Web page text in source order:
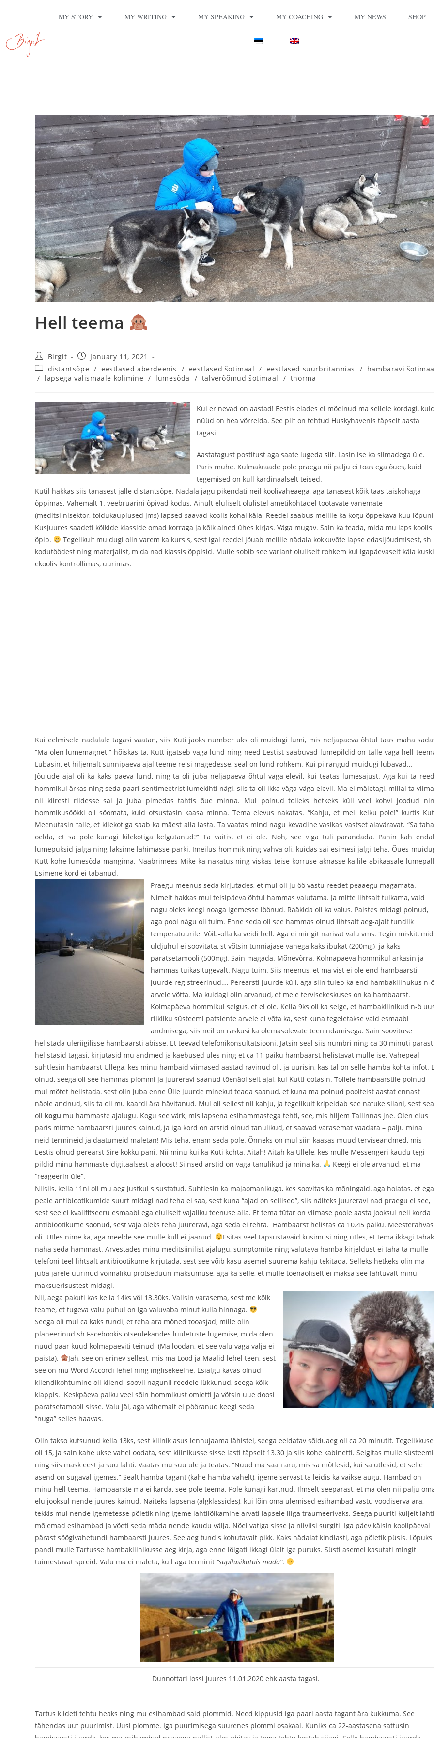
MY STORY MY WRITING MY SPEAKING MY COACHING MY NEWS SHOP
Hell teema
Birgit
January 11, 2021
distantsõpe / eestlased aberdeenis / eestlased šotimaal / eestlased suurbritannias / hambaravi
/ lapsega välismaale kolimine / lumesõda / talverõõmud šotimaal / thorma
Kui erinevad on aastad! Eestis elades ei mõelnud ma sellele kordagi, kuid
nüüd on hea võrrelda. See pilt on tehtud Huskyhavenis täpselt aasta
tagasi.
Aastatagust postitust aga saate lugeda siit. Lasin ise ka silmadega üle.
Päris muhe. Külmakraade pole praegu nii palju ei toas ega õues, kuid
tegemised on küll kardinaalselt teised.
Kutil hakkas siis tänasest jälle distantsõpe. Nädala jagu pikendati neil koolivaheaega, aga tänasest kõik taas täiskohaga
õppimas. Vähemalt 1. veebruarini õpivad kodus. Ainult eluliselt olulistel ametikohtadel töötavate vanemate
(meditsiinisektor, toidukauplused jms) lapsed saavad koolis kohal käia. Reedel saabus meilile ka kogu õppekava kuu
Kusjuures saadeti kõikide klasside omad korraga ja kõik ained ühes kirjas. Väga mugav. Sain ka teada, mida mu laps koolis
õpib.
Tegelikult muidugi olin varem ka kursis, sest igal reedel jõuab meilile nädala kokkuvõte lapse edasijõudmisest, sh
kodutöödest ning materjalist, mida nad klassis õppisid. Mulle sobib see variant oluliselt rohkem kui igapäevaselt käia
ekoolis kontrollimas, uurimas.
Kui eelmisele nädalale tagasi vaatan, siis Kuti jaoks number üks oli muidugi lumi, mis neljapäeva õhtultaas maha
“Ma olen lumemagnet!” hõiskas ta. Kutt igatseb väga lund ning need Eestist saabuvad lumepildid on talle väga hell
Lubasin, et hiljemalt sünnipäeva ajal teeme reisi mägedesse, seal on lund rohkem. Kui piirangud muidugi lubavad…
Jõulude ajal oli ka kaks päeva lund, ning ta oli juba neljapäeva õhtul väga elevil, kui teatas lumesajust. Aga kui ta
hommikul ärkas ning seda paari-sentimeetrist lumekihti nägi, siis ta oli ikka väga-väga elevil. Ma ei mäletagi, millal ta
nii kiiresti riidesse sai ja juba pimedas tahtis õue minna. Mul polnud tolleks hetkeks küll veel kohvi joodud
hommikusöökki oli söömata, kuid otsustasin kaasa minna. Tema elevus nakatas. “Kahju, et meil kelku pole!” kurtis
Meenutasin talle, et kilekotiga saab ka mäest alla lasta. Ta vaatas mind nagu kevadine vasikas vastset aiaväravat. “Sa
öelda, et sa pole kunagi kilekotiga kelgutanud?” Ta väitis, et ei ole. Noh, see viga tuli parandada. Panin kah
lumepüksid jalga ning läksime lähimasse parki. Imeilus hommik ning vahva oli, kuidas sai esimesi jälgi teha. Õues
Kutt kohe lumesõda mängima. Naabrimees Mike ka nakatus ning viskas teise korruse aknasse kallile abikaasale
Esimene kord ei tabanud.
Praegu meenus seda kirjutades, et mul oli ju öö vastu reedet peaaegu magamata.
Nimelt hakkas mul teisipäeva õhtul hammas valutama. Ja mitte lihtsalt tuikama, vaid
nagu oleks keegi noaga igemesse löönud. Rääkida oli ka valus. Paistes midagi polnud,
aga pool nägu oli tuim. Enne seda oli see hammas olnud lihtsalt aeg-ajalt tundlik
temperatuurile. Võib-olla ka veidi hell. Aga ei mingit närivat valu vms. Tegin miskit,
üldjuhul ei soovitata, st võtsin tunniajase vahega kaks ibukat (200mg) ja kaks
paratsetamooli (500mg). Sain magada. Mõnevõrra. Kolmapäeva hommikul ärkasin ja
hammas tuikas tugevalt. Nägu tuim. Siis meenus, et ma vist ei ole end hambaarsti
juurde registreerinud…. Perearsti juurde küll, aga siin tuleb ka end hambakliinukus n-ö
arvele võtta. Ma kuidagi olin arvanud, et meie tervisekeskuses on ka hambaarst.
Kolmapäeva hommikul selgus, et ei ole. Kella 9ks oli ka selge, et hambakliinikud n-ö
riikliku süsteemi patsiente arvele ei võta ka, sest kuna tegeletakse vaid esmaabi
andmisega, siis neil on raskusi ka olemasolevate teenindamisega. Sain soovituse
helistada üleriigilisse hambaarsti abisse. Et teevad telefonikonsultatsiooni. Jätsin seal siis numbri ning ca 30 minuti pärast
helistasid tagasi, kirjutasid mu andmed ja kaebused üles ning et ca 11 paiku hambaarst helistavat mulle ise. Vahepeal
suhtlesin hambaarst Üllega, kes minu hambaid viimased aastad ravinud oli, ja uurisin, kas tal on selle hamba kohta infot.
olnud, seega oli see hammas plommi ja juureravi saanud tõenäoliselt ajal, kui Kutti ootasin. Tollele hambaarstile polnud
mul mõtet helistada, sest olin juba enne Ülle juurde minekut teada saanud, et kuna ma polnud poolteist aastat ennast
näole andnud, siis ta oli mu kaardi ära hävitanud. Mul oli sellest nii kahju, ja tegelikult kripeldab see natuke siiani, sest
oli kogu mu hammaste ajalugu. Kogu see värk, mis lapsena esihammastega tehti, see, mis hiljem Tallinnas jne. Olen elus
päris mitme hambaarsti juures käinud, ja iga kord on arstid olnud tänulikud, et saavad varasemat vaadata – palju mina
neid termineid ja daatumeid mäletan! Mis teha, enam seda pole. Õnneks on mul siin kaasas muud terviseandmed, mis
Eestis olnud perearst Sire kokku pani. Nii minu kui ka Kuti kohta. Aitäh! Aitäh ka Üllele, kes mulle Messengeri kaudu tegi
pildid minu hammaste digitaalsest ajaloost! Siinsed arstid on väga tänulikud ja mina ka.
Keegi ei ole arvanud, et ma
“reageerin üle”.
Niisiis, kella 11ni oli mu aeg justkui sisustatud. Suhtlesin ka majaomanikuga, kes soovitas ka mõningaid, aga hoiatas, et ega
peale antibiootikumide suurt midagi nad teha ei saa, sest kuna “ajad on sellised”, siis näiteks juureravi nad praegu ei see,
sest see ei kvalifitseeru esmaabi ega eluliselt vajaliku teenuse alla. Et tema tütar on viimase poole aasta jooksul neli korda
antibiootikume söönud, sest vaja oleks teha juureravi, aga seda ei tehta. Hambaarst helistas ca 10.45 paiku. Meesterahvas
oli. Ütles nime ka, aga meelde see mulle küll ei jäänud.
Esitas veel täpsustavaid küsimusi ning ütles, et tema ikkagi
näha seda hammast. Arvestades minu meditsiinilist ajalugu, sümptomite ning valutava hamba kirjeldust ei taha ta mulle
telefoni teel lihtsalt antibiootikume kirjutada, sest see võib kasu asemel suurema kahju tekitada. Selleks hetkeks olin ma
juba järele uurinud võimaliku protseduuri maksumuse, aga ka selle, et mulle tõenäoliselt ei maksa see lähtuvalt minu
maksuerisustest midagi.
Nii, aega pakuti kas kella 14ks või 13.30ks. Valisin varasema, sest me kõik
teame, et tugeva valu puhul on iga valuvaba minut kulla hinnaga.
Seega oli mul ca kaks tundi, et teha ära mõned tööasjad, mille olin
planeerinud sh Facebookis otseülekandes luuletuste lugemise, mida olen
nüüd paar kuud kolmapäeviti teinud. (Ma loodan, et see valu väga välja ei
paista).
Jah, see on erinev sellest, mis ma Lood ja Maalid lehel teen, sest
see on mu Word Accordi lehel ning inglisekeelne. Esialgu kavas olnud
kliendikohtumine oli kliendi soovil nagunii reedele lükkunud, seega kõik
klappis. Keskpäeva paiku veel sõin hommikust omletti ja võtsin uue doosi
paratsetamooli sisse. Valu jäi, aga vähemalt ei pööranud keegi seda
“nuga” selles haavas.
Olin takso kutsunud kella 13ks, sest kliinik asus lennujaama lähistel, seega eeldatav sõiduaeg oli ca 20 minutit.
oli 15, ja sain kahe ukse vahel oodata, sest kliinikusse sisse lasti täpselt 13.30 ja siis kohe kabinetti. Selgitas mulle süsteemi
ning siis mask eest ja suu lahti. Vaatas mu suu üle ja teatas. “Nüüd ma saan aru, mis sa mõtlesid, kui sa ütlesid, et selle
asend on sügaval igemes.” Sealt hamba tagant (kahe hamba vahelt), igeme servast ta leidis ka väikse augu. Hambad on
minu hell teema. Hambaarste ma ei karda, see pole teema. Pole kunagi kartnud. Ilmselt seepärast, et ma olen nii palju
elu jooksul nende juures käinud. Näiteks lapsena (algklassides), kui lõin oma ülemised esihambad vastu voodiserva ära,
tekkis mul nende igemetesse põletik ning igeme lahtilõikamine arvati lapsele liiga traumeerivaks. Seega puuriti küljelt lahti
mõlemad esihambad ja võeti seda mäda nende kaudu välja. Nõel vatiga sisse ja niiviisi surgiti. Iga päev käisin koolipäeval
pärast söögivahetundi hambaarsti juures. See aeg tundis kohutavalt pikk. Kaks nädalat kindlasti, aga põletik püsis. Lõpuks
pandi mulle Tartusse hambakliinikusse aeg kirja, aga enne lõigati ikkagi ülalt ige puruks. Süsti asemel kasutati mingit
tuimestavat spreid. Valu ma ei mäleta, küll aga terminit “supilusikatäis mäda”.
Dunnottari lossi juures 11.01.2020 ehk aasta tagasi.
Tartus kiideti tehtu heaks ning mu esihambad said plommid. Need kippusid iga paari aasta tagant ära kukkuma. See
tähendas uut puurimist. Uusi plomme. Iga puurimisega suurenes plommi osakaal. Kuniks ca 22-aastasena sattusin